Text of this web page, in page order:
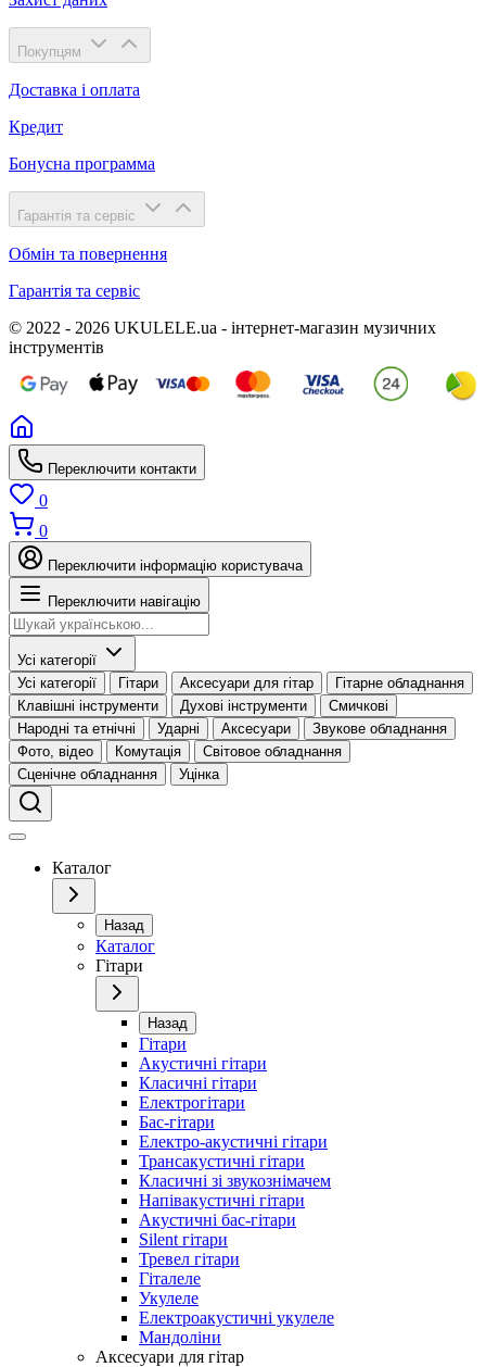
Покупцям
Доставка і оплата
Кредит
Бонусна программа
Гарантія та сервіс
Обмін та повернення
Гарантія та сервіс
© 2022 - 2026 UKULELE.ua - інтернет-магазин музичних
інструментів
Переключити контакти
0
0
Переключити інформацію користувача
Переключити навігацію
Усі категорії
Усі категорії
Гітари Аксесуари для гітар
Гітарне обладнання
Клавішні інструменти
Духові інструменти
Смичкові
Народні та етнічні
Ударні Аксесуари
Звукове обладнання
Фото, відео
Комутація
Світовое обладнання
Сценічне обладнання
Уцінка
Каталог
Назад
Каталог
Гітари
Назад
Гітари
Акустичні гітари
Класичні гітари
Електрогітари
Бас-гітари
Електро-акустичні гітари
Трансакустичні гітари
Класичні зі звукознімачем
Напівакустичні гітари
Акустичні бас-гітари
Silent гітари
Тревел гітари
Гіталеле
Укулеле
Електроакустичні укулеле
Мандоліни
Аксесуари для гітар